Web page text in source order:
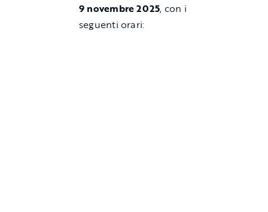
9 novembre 2025, con i
seguenti orari: